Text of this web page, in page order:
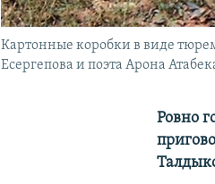
Картонные коробки в виде
Есергепова и поэта Арона
Ровно